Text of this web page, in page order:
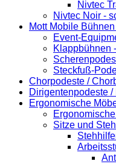
Nivtec
Nivtec Noir -
Mott Mobile
Event-
Klappbühnen
Steckfuß-
Chorpodeste /
Dirigentenpodeste
Ergonomische
Sitze und